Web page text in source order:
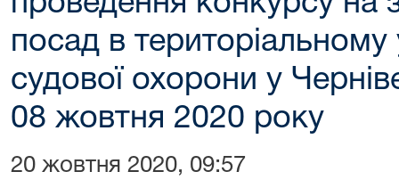
посад в
судової охорони у
08 жовтня 2020 року
20 жовтня 2020, 09:57